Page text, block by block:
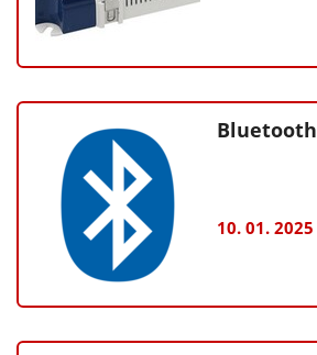
Bluetooth
10. 01. 2025